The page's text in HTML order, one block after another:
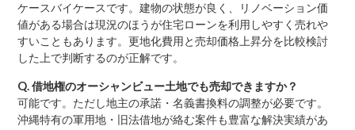
ケースバイケースです。建物の状態が良く、リノベーション価
値がある場合は現況のほうが住宅ローンを利用しやすく売れや
すいこともあります。更地化費用と売却価格上昇分を比較検討
した上で判断するのが正解です。
Q. 借地権のオーシャンビュー土地でも売却できますか？
可能です。ただし地主の承諾・名義書換料の調整が必要です。
沖縄特有の軍用地・旧法借地が絡む案件も豊富な解決実績があ